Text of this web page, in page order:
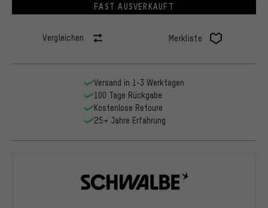
FAST AUSVERKAUFT
Vergleichen Merkliste
Versand in 1-3 Werktagen
100 Tage Rückgabe
Kostenlose Retoure
25+ Jahre Erfahrung